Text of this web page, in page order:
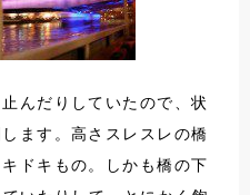
んだりしていたので、状
ます。高さスレスレの橋
ドキもの。しかも橋の下